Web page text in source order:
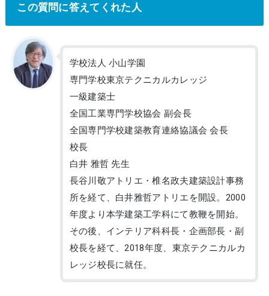
この質問に答えてくれた人
学校法人 小山学園
専門学校東京テクニカルカレッジ
一級建築士
全国工業専門学校協会 副会長
全国専門学校建築教育連絡協議会 会長
校長
白井 雅哲 先生
長谷川敬アトリエ・椎名政夫建築設計事務
所を経て、白井雅哲アトリエを開設。2000
年度より本学建築工学科にて教鞭を開始。
その後、インテリア科科長・企画部長・副
校長を経て、2018年度、東京テクニカルカ
レッジ校長に就任。